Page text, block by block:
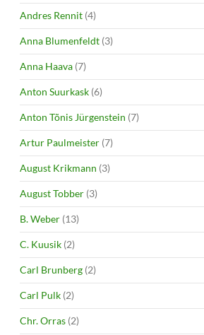
Andres Rennit (4)
Anna Blumenfeldt (3)
Anna Haava (7)
Anton Suurkask (6)
Anton Tõnis Jürgenstein (7)
Artur Paulmeister (7)
August Krikmann (3)
August Tobber (3)
B. Weber (13)
C. Kuusik (2)
Carl Brunberg (2)
Carl Pulk (2)
Chr. Orras (2)